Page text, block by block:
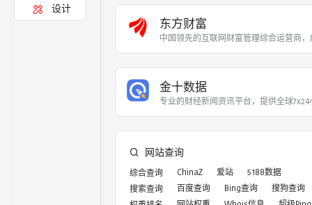
设计
东方财富
中国领先的互联网财富管理综合运营商
金十数据
专业的财经新闻资讯平台，提供全球
网站查询
综合查询 ChinaZ 爱站
5188数据
搜索查询
百度查询 Bing查询
搜狗查询